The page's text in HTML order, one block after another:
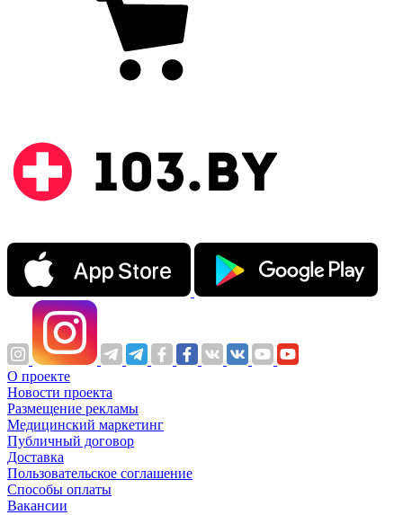
О проекте
Новости проекта
Размещение рекламы
Медицинский маркетинг
Публичный договор
Доставка
Пользовательское соглашение
Способы оплаты
Вакансии